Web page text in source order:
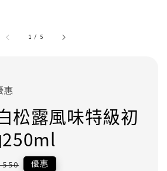
1 / 5
惠
松露風味特級初
550 優惠